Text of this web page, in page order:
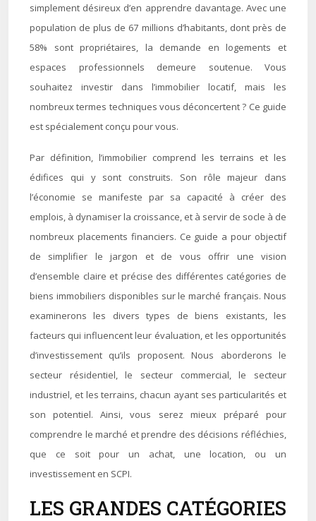
simplement désireux d’en apprendre davantage. Avec une
population de plus de 67 millions d’habitants, dont près de
58% sont propriétaires, la demande en logements et
espaces professionnels demeure soutenue. Vous
souhaitez investir dans l’immobilier locatif, mais les
nombreux termes techniques vous déconcertent ? Ce guide
est spécialement conçu pour vous.
Par définition, l’immobilier comprend les terrains et les
édifices qui y sont construits. Son rôle majeur dans
l’économie se manifeste par sa capacité à créer des
emplois, à dynamiser la croissance, et à servir de socle à de
nombreux placements financiers. Ce guide a pour objectif
de simplifier le jargon et de vous offrir une vision
d’ensemble claire et précise des différentes catégories de
biens immobiliers disponibles sur le marché français. Nous
examinerons les divers types de biens existants, les
facteurs qui influencent leur évaluation, et les opportunités
d’investissement qu’ils proposent. Nous aborderons le
secteur résidentiel, le secteur commercial, le secteur
industriel, et les terrains, chacun ayant ses particularités et
son potentiel. Ainsi, vous serez mieux préparé pour
comprendre le marché et prendre des décisions réfléchies,
que ce soit pour un achat, une location, ou un
investissement en SCPI.
LES GRANDES CATÉGORIES